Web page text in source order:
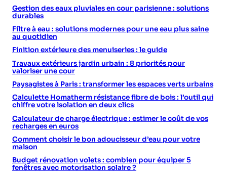
Gestion des eaux pluviales en cour parisienne : solutions
durables
Filtre à eau : solutions modernes pour une eau plus saine
au quotidien
Finition extérieure des menuiseries : le guide
Travaux extérieurs jardin urbain : 8 priorités pour
valoriser une cour
Paysagistes à Paris : transformer les espaces verts urbains
Calculette Homatherm résistance fibre de bois : l’outil qui
chiffre votre isolation en deux clics
Calculateur de charge électrique : estimer le coût de vos
recharges en euros
Comment choisir le bon adoucisseur d’eau pour votre
maison
Budget rénovation volets : combien pour équiper 5
fenêtres avec motorisation solaire ?